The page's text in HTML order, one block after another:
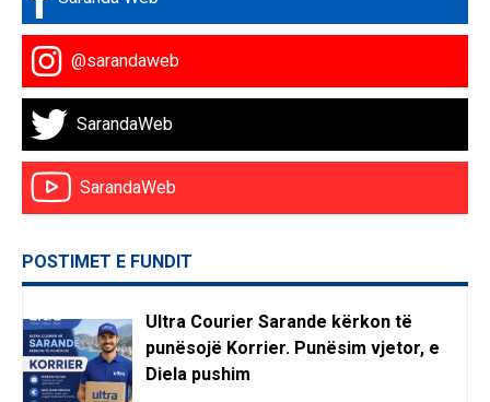
@sarandaweb
SarandaWeb
SarandaWeb
POSTIMET E FUNDIT
Ultra Courier Sarande kërkon të
punësojë Korrier. Punësim vjetor, e
Diela pushim